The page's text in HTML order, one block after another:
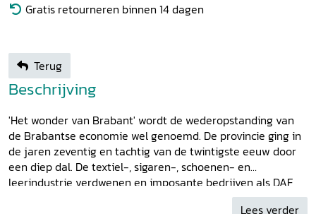
Gratis retourneren binnen 14 dagen
Terug
Beschrijving
'Het wonder van Brabant' wordt de wederopstanding van
de Brabantse economie wel genoemd. De provincie ging in
de jaren zeventig en tachtig van de twintigste eeuw door
een diep dal. De textiel-, sigaren-, schoenen- en
leerindustrie verdwenen en imposante bedrijven als DAF
en Philips kwamen in zwaar weer. Maar Noord-Brabant
Lees verder